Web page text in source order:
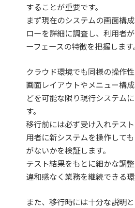
することが重要です。
まず現在のシステムの画面構
ローを詳細に調査し、利用者
ーフェースの特徴を把握します。
クラウド環境でも同様の操作
画面レイアウトやメニュー構
どを可能な限り現行システム
す。
移行前には必ず受け入れテス
用者に新システムを操作して
がないかを検証します。
テスト結果をもとに細かな調
違和感なく業務を継続できる環
また、移行時には十分な説明